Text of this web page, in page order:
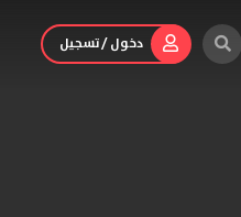
دخول / تسجيل